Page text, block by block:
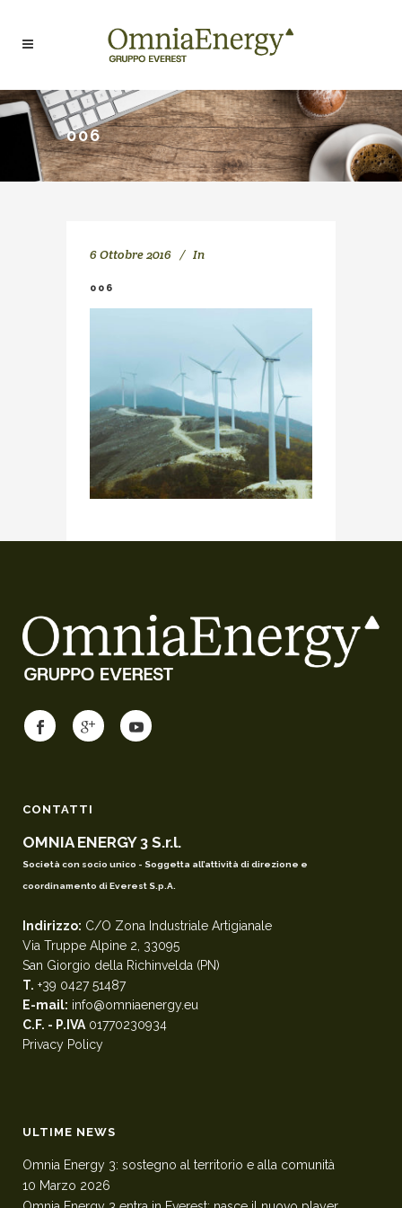
006
6 Ottobre 2016 In
006
CONTATTI
OMNIA ENERGY 3 S.r.l.
Società con socio unico - Soggetta all’attività di direzione e
coordinamento di Everest S.p.A.
Indirizzo: C/O Zona Industriale Artigianale
Via Truppe Alpine 2, 33095
San Giorgio della Richinvelda (PN)
T. +39 0427 51487
E-mail: info@omniaenergy.eu
C.F. - P.IVA 01770230934
Privacy Policy
ULTIME NEWS
Omnia Energy 3: sostegno al territorio e alla comunità
10 Marzo 2026